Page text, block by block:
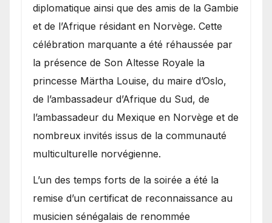
diplomatique ainsi que des amis de la Gambie
et de l’Afrique résidant en Norvège. Cette
célébration marquante a été réhaussée par
la présence de Son Altesse Royale la
princesse Märtha Louise, du maire d’Oslo,
de l’ambassadeur d’Afrique du Sud, de
l’ambassadeur du Mexique en Norvège et de
nombreux invités issus de la communauté
multiculturelle norvégienne.
​L’un des temps forts de la soirée a été la
remise d’un certificat de reconnaissance au
musicien sénégalais de renommée